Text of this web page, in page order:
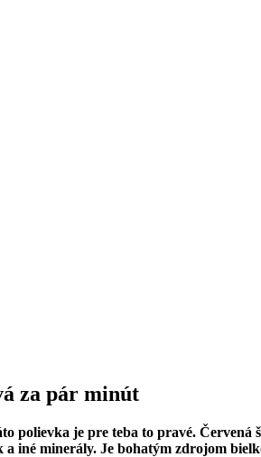
za pár minút
je pre teba to pravé.
iné minerály. Je bohatým zdrojom